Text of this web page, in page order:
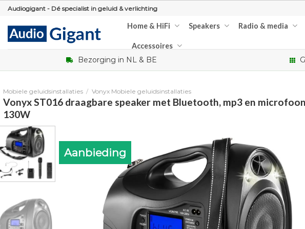
Skip
content
Audiogigant - Dé specialist in geluid & verlichting
Home & HiFi Speakers Radio & media
Accessoires
Bezorging in NL & BE
Mobiele geluidsinstallaties / Vonyx Mobiele geluidsinstallaties
Vonyx ST016 draagbare speaker met Bluetooth, mp3 en
130W
Aanbieding